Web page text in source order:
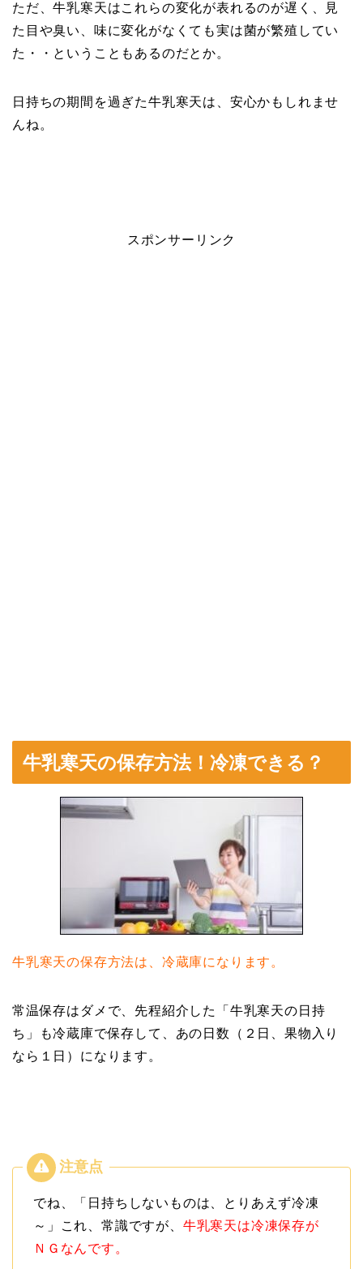
ただ、牛乳寒天はこれらの変化が表れるのが遅く、見
た目や臭い、味に変化がなくても実は菌が繁殖してい
た・・ということもあるのだとか。
日持ちの期間を過ぎた牛乳寒天は、安心かもしれませ
んね。
スポンサーリンク
牛乳寒天の保存方法！冷凍できる？
牛乳寒天の保存方法は、冷蔵庫になります。
常温保存はダメで、先程紹介した「牛乳寒天の日持
ち」も冷蔵庫で保存して、あの日数（２日、果物入り
なら１日）になります。
でね、「日持ちしないものは、とりあえず冷凍
～」これ、常識ですが、 牛乳寒天は冷凍保存が
ＮＧなんです。